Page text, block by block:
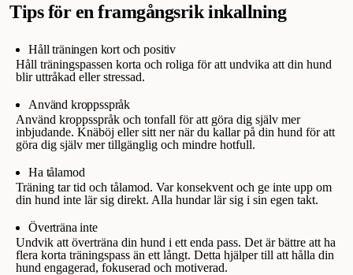
Tips för en framgångsrik inkallning
Håll träningen kort och positiv
Håll träningspassen korta och roliga för att undvika att din hund
blir uttråkad eller stressad.
Använd kroppsspråk
Använd kroppsspråk och tonfall för att göra dig själv mer
inbjudande. Knäböj eller sitt ner när du kallar på din hund för att
göra dig själv mer tillgänglig och mindre hotfull.
Ha tålamod
Träning tar tid och tålamod. Var konsekvent och ge inte upp om
din hund inte lär sig direkt. Alla hundar lär sig i sin egen takt.
Överträna inte
Undvik att överträna din hund i ett enda pass. Det är bättre att ha
flera korta träningspass än ett långt. Detta hjälper till att hålla din
hund engagerad, fokuserad och motiverad.